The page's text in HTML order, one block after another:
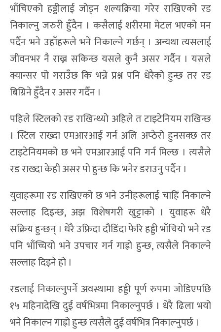
भाँचिएको हड्डीलाई जोड्न शल्यक्रिया गरेर राखिएको रड
निकाल्नु जरुरी हुँदैन । कसैलाई शरीरमा मेटल भएको मन
पर्दैन भने उहाँहरूले भने निकाल्ने गर्छन् । अन्यथा त्यसलाई
जीवनभर नै राख्न सकिन्छ यसले कुनै असर गर्दैन । यसले
क्यान्सर पो गराउँछ कि भन्ने प्रश्न पनि धेरैको हुन्छ तर रड
बिग्रिने हुँदैन र असर गर्दैन ।
पहिले स्टिलको रड राखिन्थ्यो अहिले त टाइटेनियम राखिन्छ
। स्टिल राख्दा एमआरआई गर्न अलि अप्ठेरो हुनसक्छ तर
टाइटेनियमको छ भने एमआरआई पनि गर्न मिल्छ । त्यसैले
रड राख्दा केही असर पो हुन्छ कि भनेर डराउनु पर्दैन ।
युवाहरूमा रड राखिएको छ भने उनीहरूलाई चाहिं निकाल्ने
सल्लाह दिइन्छ, अझ विशेषगरी खुट्टाको । युवाहरू धेरै
सक्रिय हुन्छन् । धेरै उफ्रिदा दौडिंदा फेरि हड्डी भाँचियो भने रड
पनि भाँच्चियो भने उपचार गर्न गाह्रो हुन्छ, त्यसैले निकाल्ने
सल्लाह दिइने हो ।
रडलाई निकाल्नुपर्ने अवस्थामा हड्डी पूर्ण रुपमा जोडिएपछि
१५ महिनादेखि दुई वर्षभित्रमा निकाल्नुपर्छ । धेरै ढिला भयो
भने निकाल्न गाह्रो हुन्छ त्यसैले दुई वर्षभित्र निकाल्नुपर्छ ।